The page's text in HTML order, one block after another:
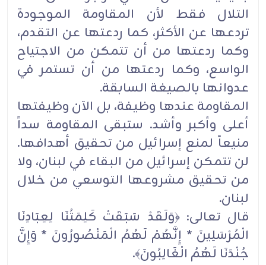
التلال فقط لأن المقاومة الموجودة
تردعها عن الأكثر، كما ردعتها عن ‏التقدم،
وكما ردعتها من أن تتمكن من الاجتياح
الواسع، وكما ردعتها من أن تستمر في
عدوانها بالصيغة السابقة‎.‎
المقاومة عندها وظيفة، بل الآن وظيفتها
أعلى وأكبر وأشد. ستبقى المقاومة سداً
منيعاً لمنع إسرائيل من تحقيق أهدافها.
‏لن تتمكن إسرائيل من البقاء في لبنان، ولا
من تحقيق مشروعها التوسعي من خلال
لبنان‎.‎
قال تعالى: ﴿وَلَقَدْ سَبَقَتْ كَلِمَتُنَا لِعِبَادِنَا
الْمُرْسَلِينَ * إِنَّهُمْ لَهُمُ الْمَنْصُورُونَ * وَإِنَّ
جُنْدَنَا لَهُمُ الْغَالِبُونَ﴾‏‎.‎